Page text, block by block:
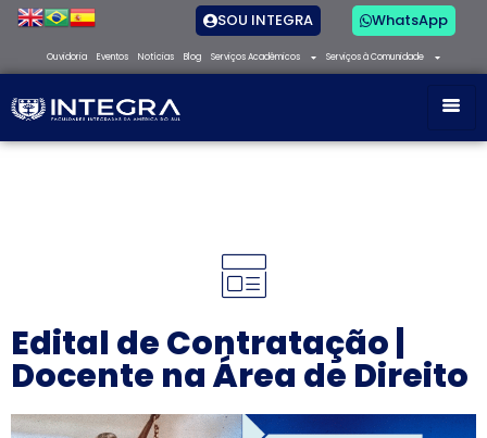
SOU INTEGRA WhatsApp
Ouvidoria Eventos Notícias Blog Serviços Acadêmicos Serviços à Comunidade
Edital de Contratação |
Docente na Área de Direito